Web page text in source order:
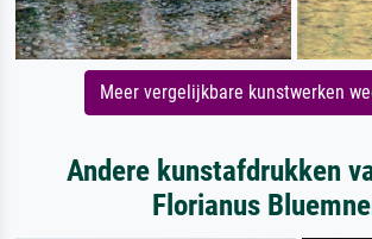
Meer vergelijkbare kunstwerken
Andere kunstafdrukken
Florianus